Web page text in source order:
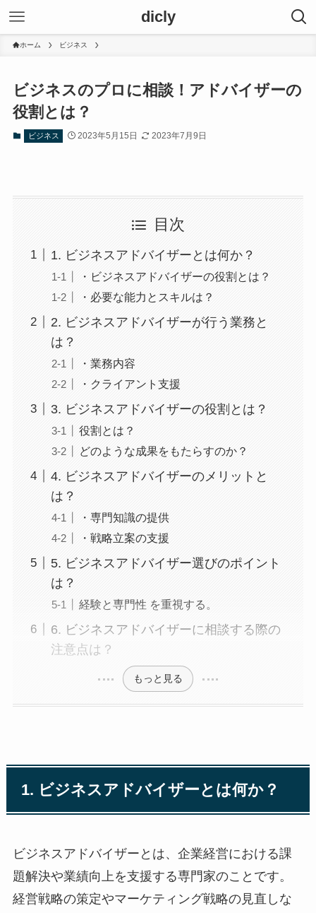
dicly
ホーム ビジネス
ビジネスのプロに相談！アドバイザーの
役割とは？
ビジネス 2023年5月15日 2023年7月9日
目次
1. ビジネスアドバイザーとは何か？
・ビジネスアドバイザーの役割とは？
・必要な能力とスキルは？
2. ビジネスアドバイザーが行う業務と
は？
・業務内容
・クライアント支援
3. ビジネスアドバイザーの役割とは？
役割とは？
どのような成果をもたらすのか？
4. ビジネスアドバイザーのメリットと
は？
・専門知識の提供
・戦略立案の支援
5. ビジネスアドバイザー選びのポイント
は？
経験と専門性 を重視する。
6. ビジネスアドバイザーに相談する際の
注意点は？
もっと見る
1. ビジネスアドバイザーとは何か？
ビジネスアドバイザーとは、企業経営における課
題解決や業績向上を支援する専門家のことです。
経営戦略の策定やマーケティング戦略の見直しな